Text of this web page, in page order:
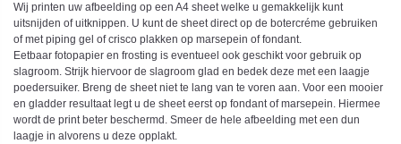
Wij printen uw afbeelding op een A4 sheet welke u gemakkelijk kunt
uitsnijden of uitknippen. U kunt de sheet direct op de botercréme gebruiken
of met piping gel of crisco plakken op marsepein of fondant.
Eetbaar fotopapier en frosting is eventueel ook geschikt voor gebruik op
slagroom. Strijk hiervoor de slagroom glad en bedek deze met een laagje
poedersuiker. Breng de sheet niet te lang van te voren aan. Voor een mooier
en gladder resultaat legt u de sheet eerst op fondant of marsepein. Hiermee
wordt de print beter beschermd. Smeer de hele afbeelding met een dun
laagje in alvorens u deze opplakt.